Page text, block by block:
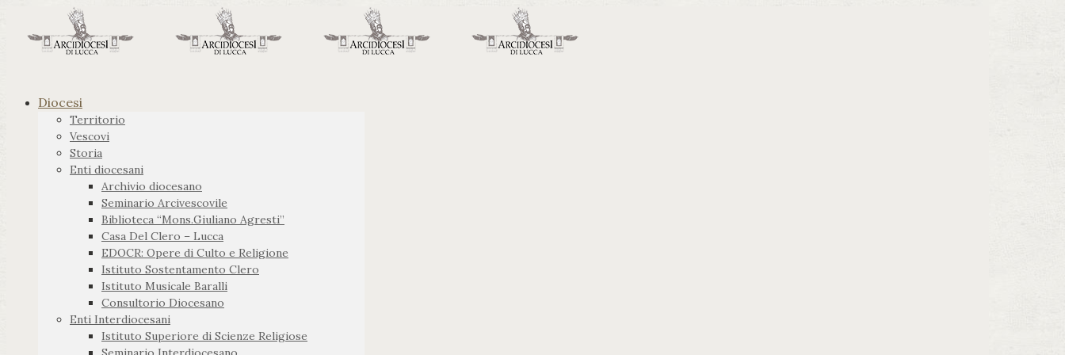
Diocesi
Territorio
Vescovi
Storia
Enti diocesani
Archivio diocesano
Seminario Arcivescovile
Biblioteca “Mons.Giuliano Agresti”
Casa Del Clero – Lucca
EDOCR: Opere di Culto e Religione
Istituto Sostentamento Clero
Istituto Musicale Baralli
Consultorio Diocesano
Enti Interdiocesani
Istituto Superiore di Scienze Religiose